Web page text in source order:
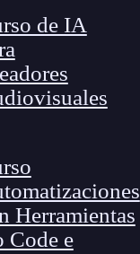
de IA
Herramientas
Code e